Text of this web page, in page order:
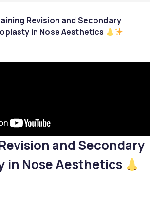
Revision and Secondary
in Nose Aesthetics
and Secondary
in Nose Aesthetics